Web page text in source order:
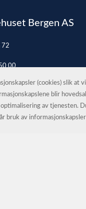
Bergen AS
72
00
Bergen AS |Nettbutikk
(cookies) slik at
blir
av tjenesten.
bruk av informasjonskapsler